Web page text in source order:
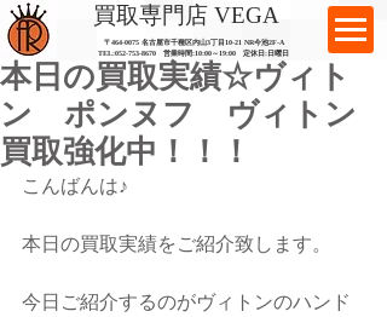
​買取専門店 VEGA
〒464-0075 名古屋市千種区内山3丁目10-21 ​ NR今池2F-A​
TEL:052-753-8670 営業時間:10:00～19:00​ 定休日:日曜日
本日の買取実績☆ヴィト
ン ポンヌフ ヴィトン
買取強化中！！！
こんばんは♪
本日の買取実績をご紹介致します。
今日ご紹介するのがヴィトンのハンド